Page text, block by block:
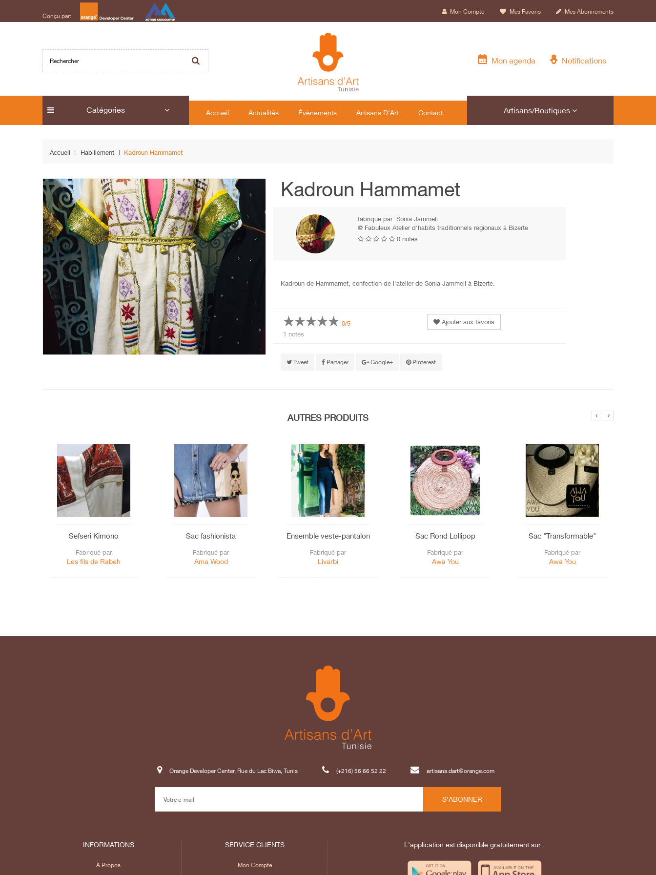
Mon Compte Mes Favoris Mes Abonnements
Conçu par:
Mon agenda Notifications
Catégories Accueil Actualités Évènements Artisans D'Art Contact Artisans/Boutiques
Accueil Habillement Kadroun Hammamet
Kadroun Hammamet
fabriqué par: Sonia Jammeli
@ Fabuleux Atelier d'habits traditionnels régionaux à Bizerte
0 notes
Kadroun de Hammamet, confection de l'atelier de Sonia Jammeli à Bizerte.
0/5
Ajouter aux favoris
1 notes
Tweet Partager Google+ Pinterest
AUTRES PRODUITS
Sefseri Kimono
Fabriqué par
Les fils de Rabeh
Sac fashionista
Fabriqué par
Ama Wood
Ensemble veste-pantalon
Fabriqué par
Livarbi
Sac Rond Lollipop
Fabriqué par
Awa You
Sac "Transformable"
Fabriqué par
Awa You
Orange Developer Center, Rue du Lac Biwa, Tunis (+216) 56 66 52 22 artisans.dart@orange.com
S'ABONNER
INFORMATIONS
À Propos
SERVICE CLIENTS
Mon Compte
L'application est disponible gratuitement sur :